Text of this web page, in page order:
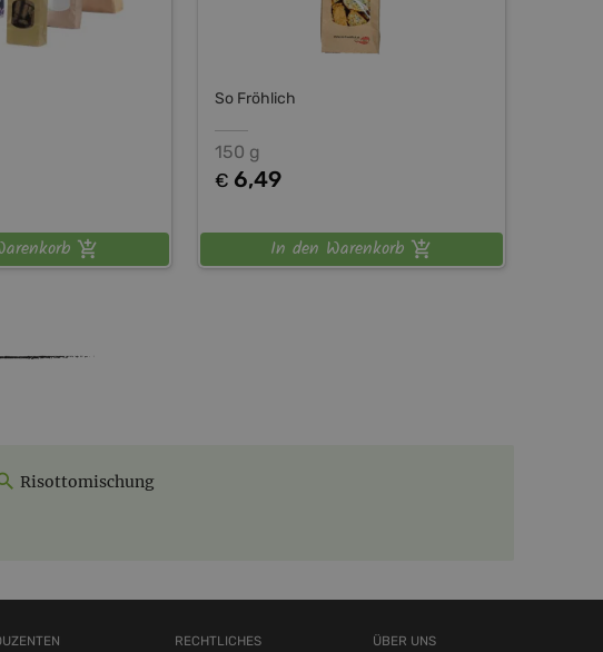
So Fröhlich
150 g
€ 6,49
In den Warenkorb
Risottomischung
RECHTLICHES ÜBER UNS